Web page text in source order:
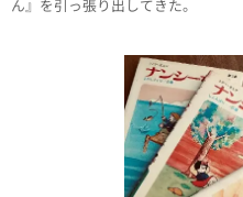
ん』を引っ張り出してきた。